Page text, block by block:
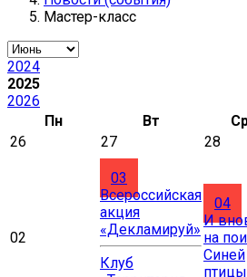
Мастер-класс
2024
2025
2026
Пн
Вт
26
27 28
02
03
Всероссийская
акция
«Декламируй»
Клуб
04
И
на
Синей